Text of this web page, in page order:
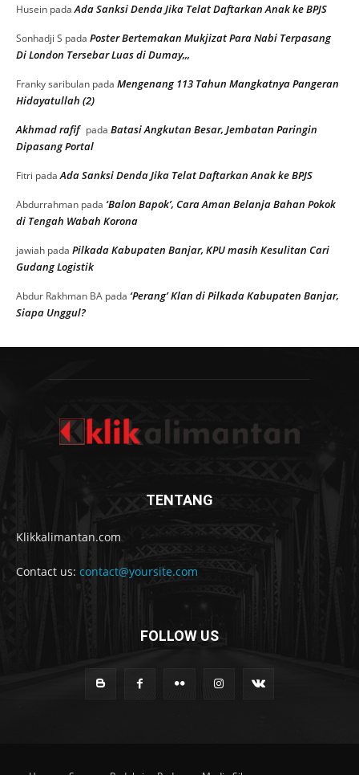
Husein padaAda Sanksi Denda Jika Telat Daftarkan Anak ke BPJS
Sonhadji S pada Poster Bertemakan Mukjizat Para Nabi Terpasang
Di London Tersebar Luas di Dumay,,,
Franky saribulan pada Mengenang 113 Tahun Mangkatnya Pangeran
Hidayatullah (2)
Akhmad rafif pada Batasi Angkutan Besar, Jembatan Paringin
Dipasang Portal
Fitri padaAda Sanksi Denda Jika Telat Daftarkan Anak ke BPJS
Abdurrahman pada ‘Balon Bapok’, Cara Aman Belanja Bahan Pokok
di Tengah Wabah Korona
jawiah pada Pilkada Kabupaten Banjar, KPU masih Kesulitan Cari
Gudang Logistik
Abdur Rakhman BA pada ‘Perang’ Klan di Pilkada Kabupaten Banjar,
Siapa Unggul?
TENTANG
Klikkalimantan.com
Contact us: contact@yoursite.com
FOLLOW US